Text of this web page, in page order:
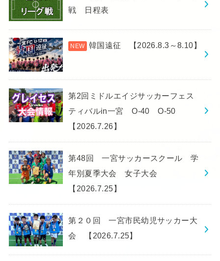
戦 日程表
韓国遠征 【2026.8.3～8.10】
第2回ミドルエイジサッカーフェス
ティバルin一宮 O-40 O-50
【2026.7.26】
第48回 一宮サッカースクール 学
年別夏季大会 女子大会
【2026.7.25】
第２０回 一宮市民幼児サッカー大
会 【2026.7.25】